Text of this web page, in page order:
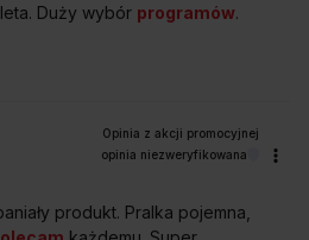
Amicazyskujesz
Wybór daty i godziny
Duży wybór programów.
opinia niezweryfikowana
produkt. Pralka pojemna,